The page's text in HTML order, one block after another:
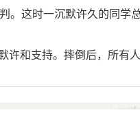
。这时一沉默许久的同学
和支持。摔倒后，所有人